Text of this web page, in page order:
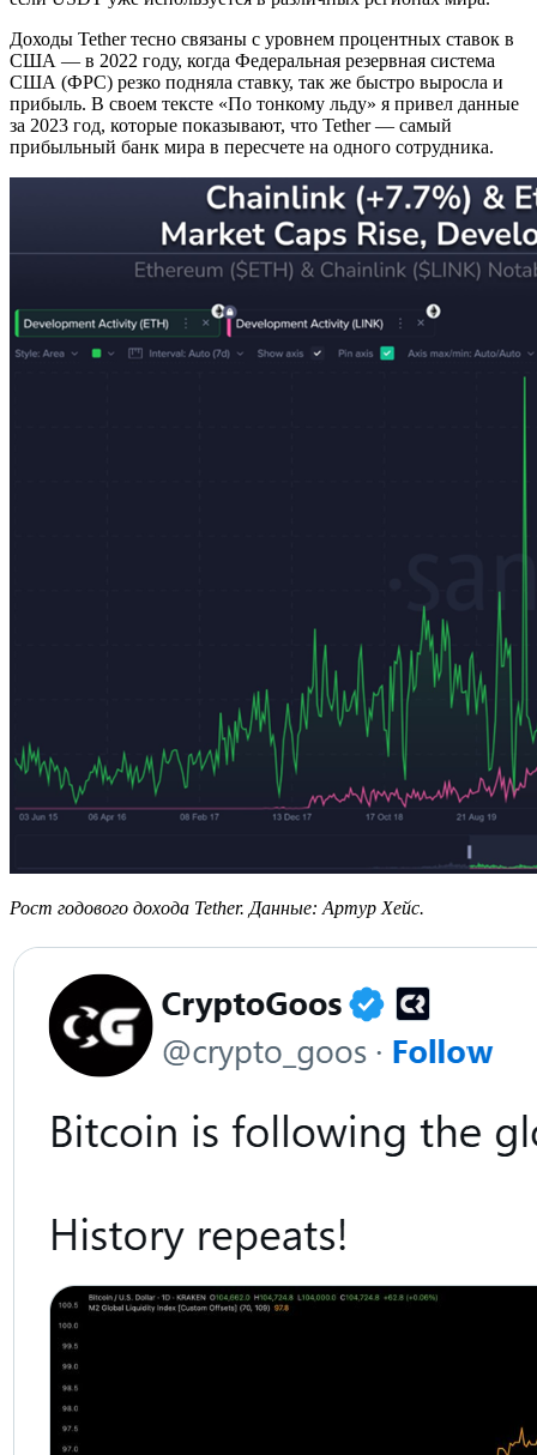
Доходы Tether тесно связаны с уровнем процентных ставок в
США — в 2022 году, когда Федеральная резервная система
США (ФРС) резко подняла ставку, так же быстро выросла и
прибыль. В своем тексте «По тонкому льду» я привел данные
за 2023 год, которые показывают, что Tether — самый
прибыльный банк мира в пересчете на одного сотрудника.
Рост годового дохода Tether. Данные: Артур Хейс.